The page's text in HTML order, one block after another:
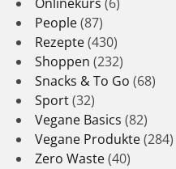
Onlinekurs (6)
People(87)
Rezepte(430)
Shoppen (232)
Snacks & To Go (68)
Sport(32)
Vegane Basics (82)
Vegane Produkte(284)
Zero Waste(40)